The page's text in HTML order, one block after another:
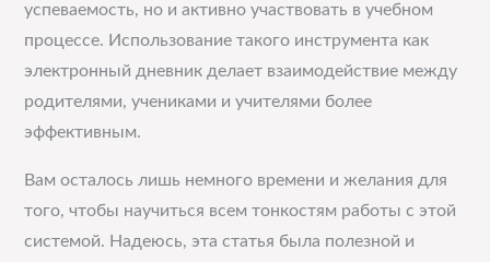
успеваемость, но и активно участвовать в учебном
процессе. Использование такого инструмента как
электронный дневник делает взаимодействие между
родителями, учениками и учителями более
эффективным.
Вам осталось лишь немного времени и желания для
того, чтобы научиться всем тонкостям работы с этой
системой. Надеюсь, эта статья была полезной и